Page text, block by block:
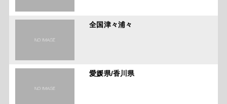
全国津々浦々
愛媛県/香川県